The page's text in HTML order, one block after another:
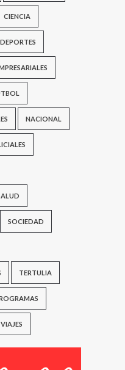
CIENCIA
DEPORTES
NACIONAL
SOCIEDAD
TERTULIA
VIAJES